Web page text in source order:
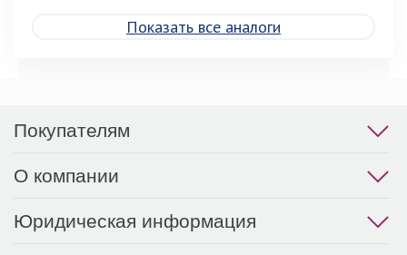
Показать все аналоги
Покупателям
О компании
Юридическая информация